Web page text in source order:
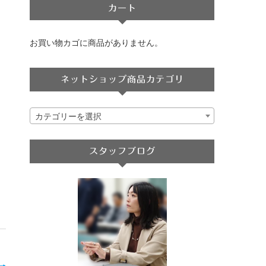
カート
お買い物カゴに商品がありません。
ネットショップ商品カテゴリ
カテゴリーを選択
スタッフブログ